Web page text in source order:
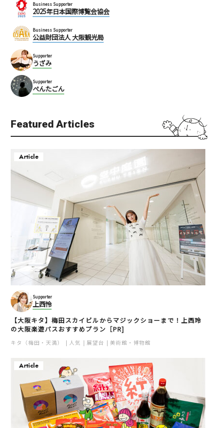
Business Supporter
2025年日本国際博覧会協会
Business Supporter
公益財団法人 大阪観光局
Supporter
うざみ
Supporter
ぺんたごん
Featured Articles
Article
Supporter
上西怜
【大阪キタ】梅田スカイビルからマジックショーまで！上西玲
の大阪楽遊パスおすすめプラン［PR]
キタ（梅田・天満） 人気 展望台 美術館・博物館
Article